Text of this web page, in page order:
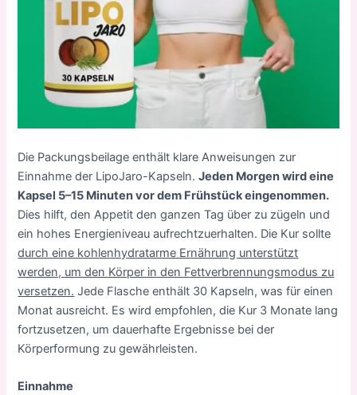
Die Packungsbeilage enthält klare Anweisungen zur
Einnahme der LipoJaro-Kapseln.Jeden Morgen wird eine
Kapsel 5–15 Minuten vor dem Frühstück eingenommen.
Dies hilft, den Appetit den ganzen Tag über zu zügeln und
ein hohes Energieniveau aufrechtzuerhalten. Die Kur sollte
durch eine kohlenhydratarme Ernährung unterstützt
werden, um den Körper in den Fettverbrennungsmodus zu
versetzen. Jede Flasche enthält 30 Kapseln, was für einen
Monat ausreicht. Es wird empfohlen, die Kur 3 Monate lang
fortzusetzen, um dauerhafte Ergebnisse bei der
Körperformung zu gewährleisten.
Einnahme